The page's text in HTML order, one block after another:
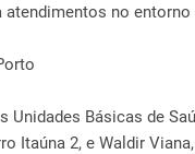
atendimentos no entorno
Unidades Básicas de
Itaúna 2, e Waldir